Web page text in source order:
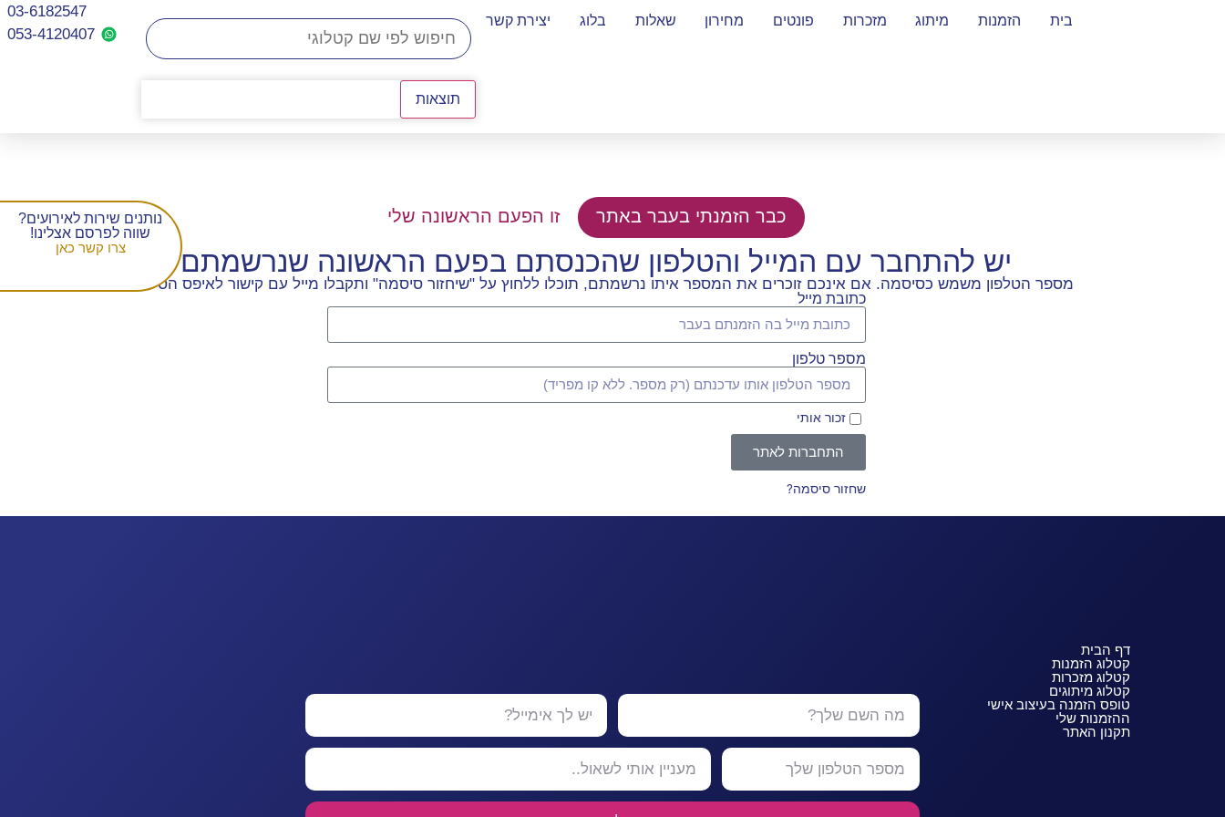
בית הזמנות מיתוג מזכרות פונטים מחירון שאלות בלוג יצירת קשר
תוצאות
03-6182547
053-4120407​
כבר הזמנתי בעבר באתר זו הפעם הראשונה שלי
יש להתחבר עם המייל והטלפון שהכנסתם בפעם הראשונה שנרשמתם
מספר הטלפון משמש כסיסמה. אם אינכם זוכרים את המספר איתו נרשמתם, תוכלו ללחוץ על "שיחזור סיסמה" ותקבלו מייל עם קישור לאיפס הסיסמה.
כתובת מייל
מספר טלפון
זכור אותי
התחברות לאתר
שחזור סיסמה?
דף הבית
קטלוג הזמנות
קטלוג מזכרות
קטלוג מיתוגים
טופס הזמנה בעיצוב אישי
ההזמנות שלי
תקנון האתר
נותנים שירות לאירועים?
שווה לפרסם אצלינו!
צרו קשר כאן